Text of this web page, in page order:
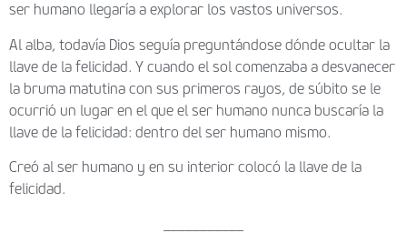
ser humano llegaría a explorar los vastos universos.
Al alba, todavía Dios seguía preguntándose dónde ocultar la
llave de la felicidad. Y cuando el sol comenzaba a desvanecer
la bruma matutina con sus primeros rayos, de súbito se le
ocurrió un lugar en el que el ser humano nunca buscaría la
llave de la felicidad: dentro del ser humano mismo.
Creó al ser humano y en su interior colocó la llave de la
felicidad.